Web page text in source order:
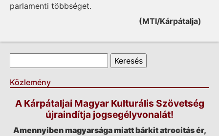
parlamenti többséget.
(MTI/Kárpátalja)
Keresés űrlap
Közlemény
A Kárpátaljai Magyar Kulturális Szövetség
újraindítja jogsegélyvonalát!
Amennyiben magyarsága miatt bárkit atrocitás ér,